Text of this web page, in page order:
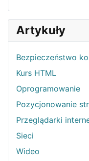
Artykuły
Bezpieczeństwo
Kurs HTML
Oprogramowanie
Pozycjonowanie
Przeglądarki
Sieci
Wideo